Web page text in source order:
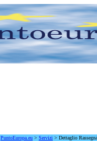
PuntoEuropa.eu > Servizi > Dettaglio